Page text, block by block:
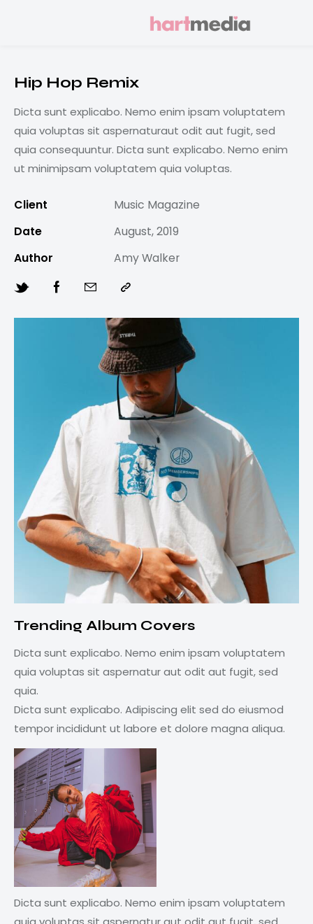
Hip Hop Remix
Dicta sunt explicabo. Nemo enim ipsam voluptatem
quia voluptas sit aspernaturaut odit aut fugit, sed
quia consequuntur. Dicta sunt explicabo. Nemo enim
ut minimipsam voluptatem quia voluptas.
Client
Music Magazine
Date
August, 2019
Author
Amy Walker
Trending Album Covers
Dicta sunt explicabo. Nemo enim ipsam voluptatem
quia voluptas sit aspernatur aut odit aut fugit, sed
quia.
Dicta sunt explicabo. Adipiscing elit sed do eiusmod
tempor incididunt ut labore et dolore magna aliqua.
Dicta sunt explicabo. Nemo enim ipsam voluptatem